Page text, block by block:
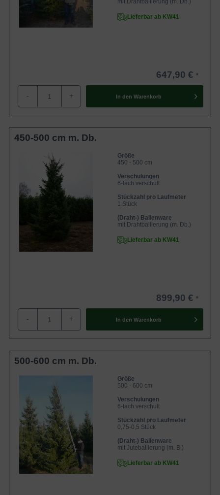
mit Drahtballierung (m. Db.)
Lieferbar ab KW41
647,90 €
- + In den Warenkorb
450-500 cm m. Db.
Größe
450 - 500 cm
Verschulungen
6-fach verschult
Stückzahl pro Laufmeter
1 Stück
(Draht-) Ballenware
mit Drahtballierung (m. Db.)
Lieferbar ab KW41
899,90 €
- + In den Warenkorb
500-600 cm m. Db.
Größe
500 - 600 cm
Verschulungen
6-fach verschult
Stückzahl pro Laufmeter
0,75-0,5 Stück
(Draht-) Ballenware
mit Juteballierung (m. B.)
Lieferbar ab KW41